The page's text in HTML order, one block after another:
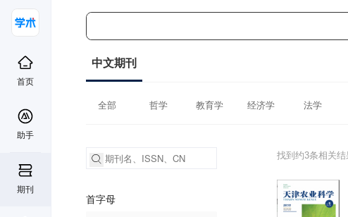
首页
助手
期刊
中文期刊
全部 哲学 教育学 经济学 法学
首字母
找到约3条相关结